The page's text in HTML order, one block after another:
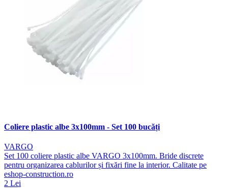
Coliere plastic albe 3x100mm - Set 100 bucăți
VARGO
Set 100 coliere plastic albe VARGO 3x100mm. Bride discrete
pentru organizarea cablurilor și fixări fine la interior. Calitate pe
eshop-construction.ro
2 Lei